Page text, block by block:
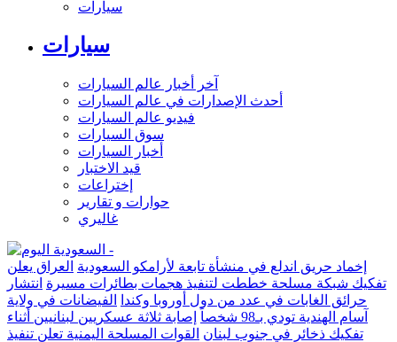
سيارات
سيارات
آخر أخبار عالم السيارات
أحدث الإصدارات في عالم السيارات
فيديو عالم السيارات
سوق السيارات
أخبار السيارات
قيد الاختبار
إختراعات
حوارات و تقارير
غاليري
إخماد حريق اندلع في منشأة تابعة لأرامكو السعودية العراق يعلن
تفكيك شبكة مسلحة خططت لتنفيذ هجمات بطائرات مسيرة انتشار
حرائق الغابات في عدد من دول أوروبا وكندا
الفيضانات في ولاية
آسام الهندية تودي بـ98 شخصاً
إصابة ثلاثة عسكريين لبنانيين أثناء
تفكيك ذخائر في جنوب لبنان القوات المسلحة اليمنية تعلن تنفيذ